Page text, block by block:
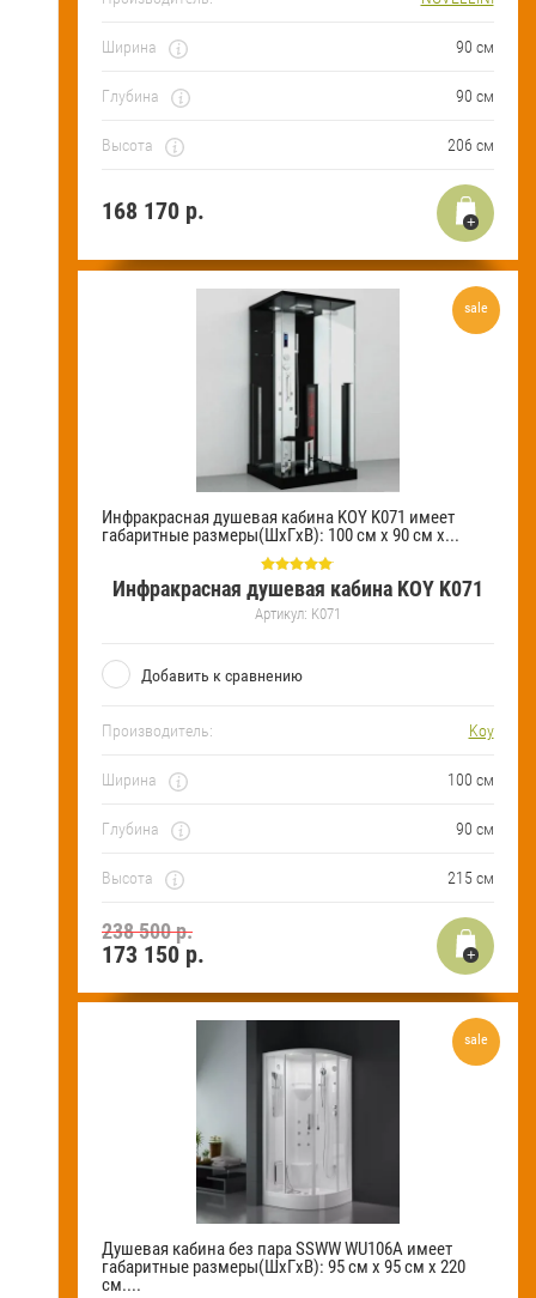
Ширина 90 см
Глубина 90 см
Высота 206 см
168 170р.
Инфракрасная душевая кабина KOY K071 имеет
габаритные размеры(ШхГхВ): 100 см х 90 см х...
Инфракрасная душевая кабина KOY K071
Артикул: K071
Добавить к сравнению
Производитель: Koy
Ширина 100 см
Глубина 90 см
Высота 215 см
sale
238 500 р.
173 150р.
Душевая кабина без пара SSWW WU106A имеет
габаритные размеры(ШхГхВ): 95 см х 95 см х 220
см....
sale